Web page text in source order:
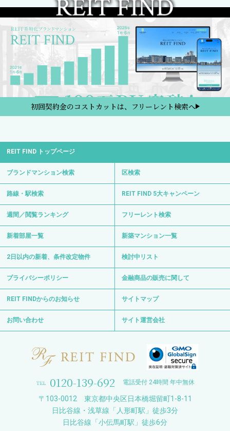
初回契約金のコストカットは、フリーレント検索へ
REIT FIND トップページ
ブランドマンション検索 区検索
路線・駅検索 REIT FIND 5大キャンペーン
週間／閲覧ランキング フリーレント検索
新着部屋一覧 新築マンション一覧
2日以内の新着、条件改定物件 検討中リスト
プライバシーポリシー 金融商品の販売に関して
REIT FINDからのお知らせ サイトマップ
お問い合わせ サイト運営会社
0120-139-692 電話受付 24時間 年中無休
〒103-0012 東京都中央区日本橋堀留町1-8-11
日比谷線・浅草線「人形町駅」徒歩3分
日比谷線「小伝馬町駅」徒歩6分